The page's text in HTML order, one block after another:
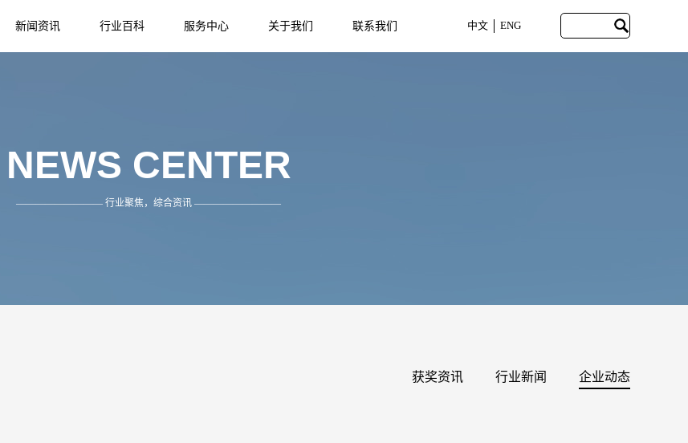
中文 ENG
新闻资讯 行业百科 服务中心 关于我们 联系我们
NEWS CENTER
————————— 行业聚焦，综合资讯 —————————
获奖资讯 行业新闻 企业动态